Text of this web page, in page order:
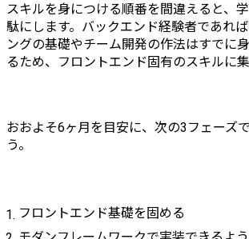
スキルを身につける順番を間違えると、
駄にします。バックエンド経験者であれ
ングの基礎やチーム開発の作法はすでに
るため、フロントエンド固有のスキルに集
おおよそ6ヶ月を目安に、次の3フェーズ
う。
フロントエンド基礎を固める